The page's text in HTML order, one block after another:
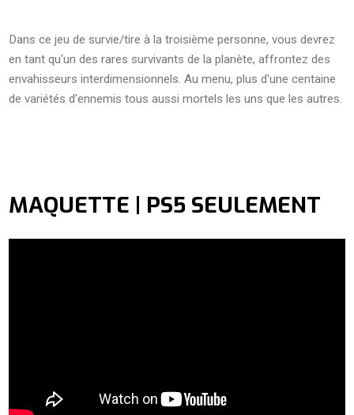
Dans ce jeu de survie/tire à la troisième personne, vous devrez
en tant qu'un des rares survivants de la planète, affrontez des
envahisseurs interdimensionnels. Au menu, plus d'une centaine
de variétés d'ennemis tous aussi mortels les uns que les autres.
MAQUETTE | PS5 SEULEMENT